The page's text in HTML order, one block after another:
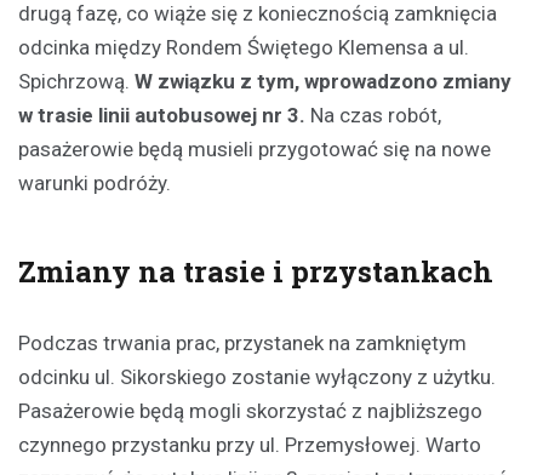
drugą fazę, co wiąże się z koniecznością zamknięcia
odcinka między Rondem Świętego Klemensa a ul.
Spichrzową. W związku z tym, wprowadzono zmiany
w trasie linii autobusowej nr 3. Na czas robót,
pasażerowie będą musieli przygotować się na nowe
warunki podróży.
Zmiany na trasie i przystankach
Podczas trwania prac, przystanek na zamkniętym
odcinku ul. Sikorskiego zostanie wyłączony z użytku.
Pasażerowie będą mogli skorzystać z najbliższego
czynnego przystanku przy ul. Przemysłowej. Warto